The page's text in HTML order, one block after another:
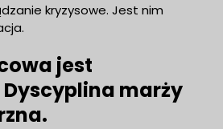
kryzysowe. Jest nim
jest
marży